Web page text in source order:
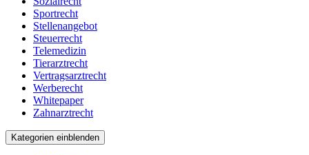
Sportrecht
Stellenangebot
Steuerrecht
Telemedizin
Tierarztrecht
Vertragsarztrecht
Werberecht
Whitepaper
Zahnarztrecht
Kategorien einblenden